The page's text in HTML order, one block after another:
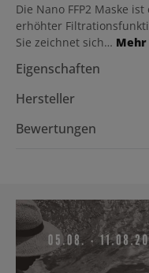
Die Nano FFP2 Maske
erhöhter
Sie zeichnet sich… Mehr
Eigenschaften
Hersteller
Bewertungen